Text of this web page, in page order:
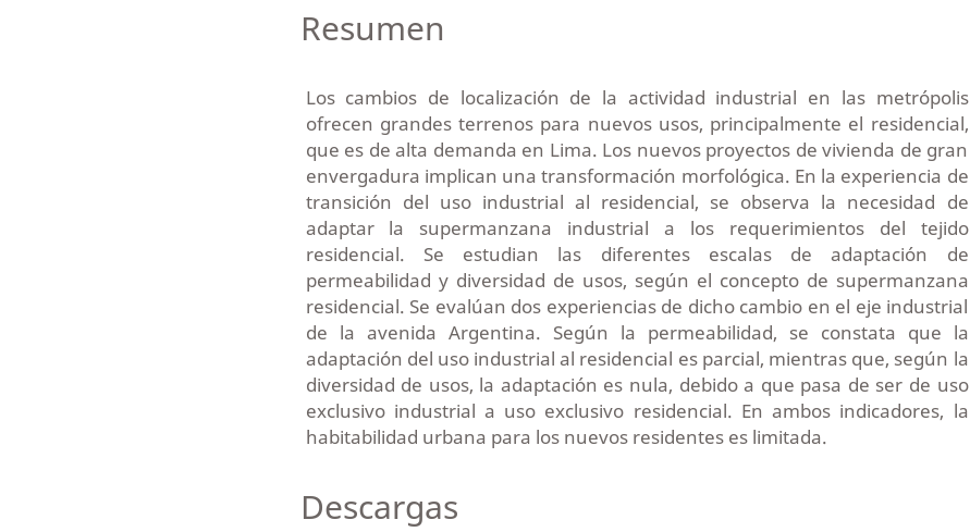
Resumen
Los cambios de localización de la actividad industrial en las metrópolis
ofrecen grandes terrenos para nuevos usos, principalmente el residencial,
que es de alta demanda en Lima. Los nuevos proyectos de vivienda de gran
envergadura implican una transformación morfológica. En la experiencia de
transición del uso industrial al residencial, se observa la necesidad de
adaptar la supermanzana industrial a los requerimientos del tejido
residencial. Se estudian las diferentes escalas de adaptación de
permeabilidad y diversidad de usos, según el concepto de supermanzana
residencial. Se evalúan dos experiencias de dicho cambio en el eje industrial
de la avenida Argentina. Según la permeabilidad, se constata que la
adaptación del uso industrial al residencial es parcial, mientras que, según la
diversidad de usos, la adaptación es nula, debido a que pasa de ser de uso
exclusivo industrial a uso exclusivo residencial. En ambos indicadores, la
habitabilidad urbana para los nuevos residentes es limitada.
Descargas